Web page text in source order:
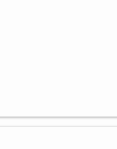
rápida (Quick
a vecinos y
móvil